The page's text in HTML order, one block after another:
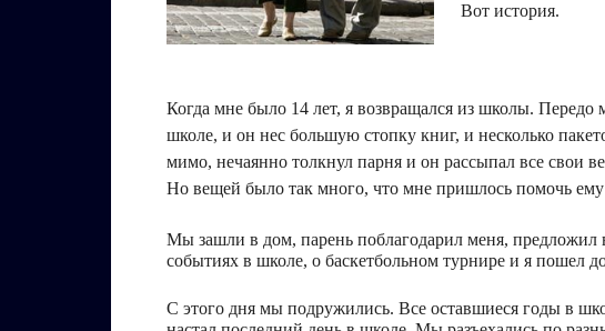
Вот история.
Когда мне было 14 лет, я возвращался из школы.
школе, и он нес большую стопку книг, и несколько
мимо, нечаянно толкнул парня и он рассыпал все свои
Но вещей было так много, что мне пришлось помочь ему
Мы зашли в дом, парень поблагодарил меня,
событиях в школе, о баскетбольном турнире и я пошел
С этого дня мы подружились. Все оставшиеся годы в